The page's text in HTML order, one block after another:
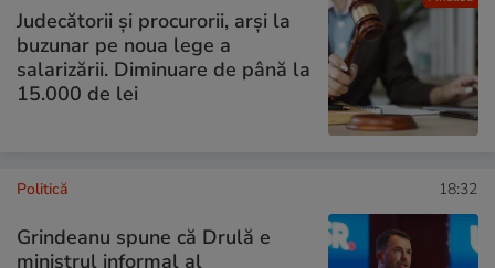
Judecătorii și procurorii, arși la
buzunar pe noua lege a
salarizării. Diminuare de până la
15.000 de lei
Politică 18:32
Grindeanu spune că Drulă e
ministrul informal al